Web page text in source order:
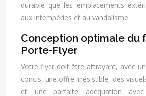
durable que les emplacements
aux intempéries et au vandalisme.
Conception optimale du
Porte-Flyer
Votre flyer doit être attrayant, avec
concis, une offre irrésistible, des
et une parfaite adéquation